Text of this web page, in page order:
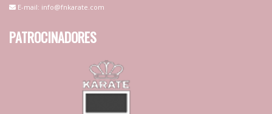
E-mail: info@fnkarate.com
PATROCINADORES